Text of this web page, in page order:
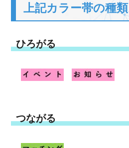
上記カラー帯の種類
ひろがる
つながる